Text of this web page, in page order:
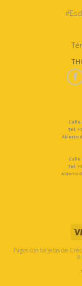
Calle
Tel:
Abierto
Calle
Tel:
Abierto
Pagos con tarjetas de
o